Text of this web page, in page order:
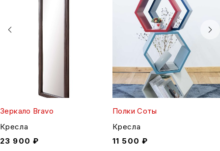
Зеркало Bravo
Кресла
23 900 ₽
Полки Соты
Кресла
11 500 ₽